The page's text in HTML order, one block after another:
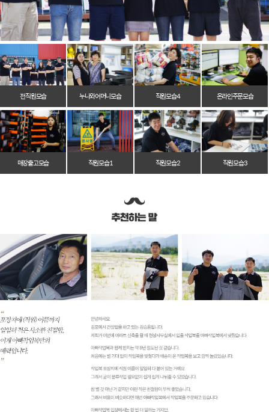
전 직원 모습 누나와 어머니 모습 직원 모습 4 온라인 주문 모습
매장 출고 모습 직원 모습 1 직원 모습 2 직원 모습 3